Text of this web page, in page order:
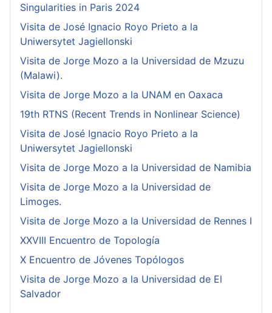
Singularities in Paris 2024
Visita de José Ignacio Royo Prieto a la
Uniwersytet Jagiellonski
Visita de Jorge Mozo a la Universidad de Mzuzu
(Malawi).
Visita de Jorge Mozo a la UNAM en Oaxaca
19th RTNS (Recent Trends in Nonlinear Science)
Visita de José Ignacio Royo Prieto a la
Uniwersytet Jagiellonski
Visita de Jorge Mozo a la Universidad de Namibia
Visita de Jorge Mozo a la Universidad de
Limoges.
Visita de Jorge Mozo a la Universidad de Rennes I
XXVIII Encuentro de Topología
X Encuentro de Jóvenes Topólogos
Visita de Jorge Mozo a la Universidad de El
Salvador